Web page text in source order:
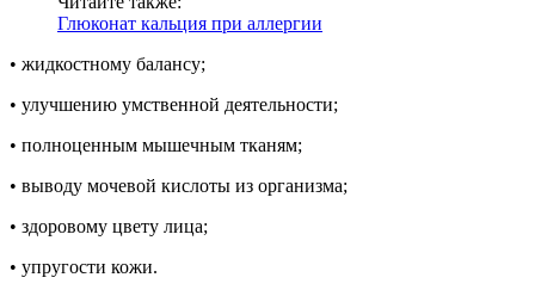
Глюконат кальция при аллергии
• жидкостному балансу;
• улучшению умственной деятельности;
• полноценным мышечным тканям;
• выводу мочевой кислоты из организма;
• здоровому цвету лица;
• упругости кожи.